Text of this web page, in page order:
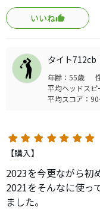
他に手持ちで使うこ
①BSのTOURＢX、②
TOURspec（実質①
出る球とフィーリン
す。
飛距離やスピンのか
明らかに感じる違い
1.出球の高さ
2.フェース食いつ
3.パターの飛距離（
いいね
タイト712cb
年齢：55歳
平均ヘッドス
平均スコア：
【購入】
2023を今更ながら初
2021をそんなに使っ
ました。